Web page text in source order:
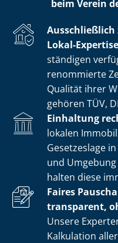
beim Verein
Lokal-
stän­di­gen
renommierte
Qualität ihrer
gehören TÜV,
Einhaltung
lokalen
Gesetzeslage
und
halten diese
Faires
transparent,
Unsere
Kalkulation